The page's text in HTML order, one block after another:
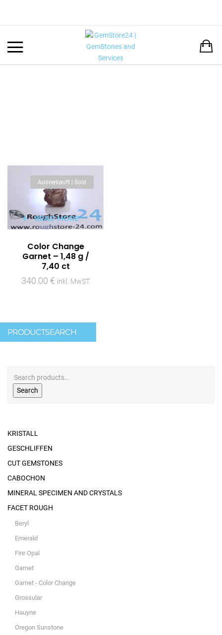
Ausverkauft | Sold
READ MORE
Color Change
Garnet – 1,48 g /
7,40 ct
340.00 € inkl. MwST
PRODUCTSEARCH
Search
KRISTALL
GESCHLIFFEN
CUT GEMSTONES
CABOCHON
MINERAL SPECIMEN AND CRYSTALS
FACET ROUGH
Beryl
Emerald
Fire Opal
Garnet
Garnet - Color Change
Grossular
Hauyne
Oregon Sunstone
DEUTSCH